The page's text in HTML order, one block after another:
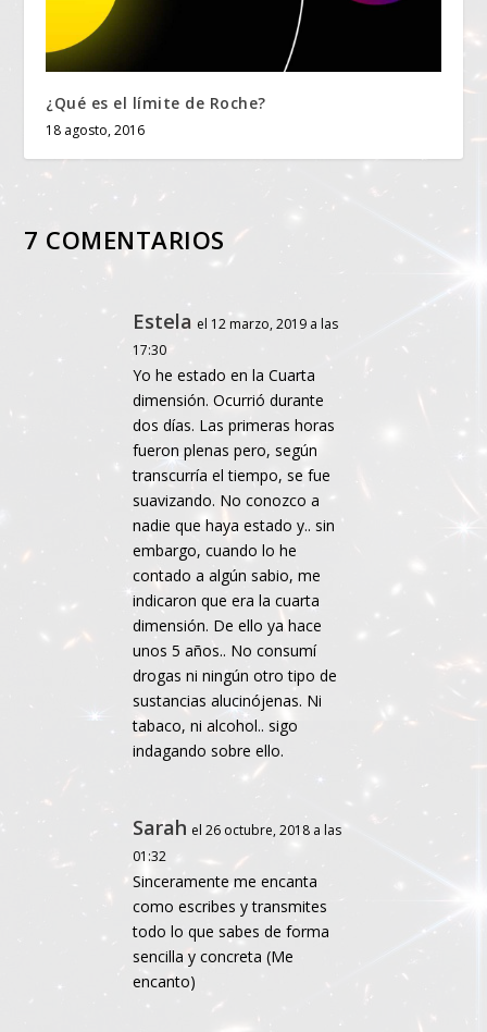
¿Qué es el límite de Roche?
18 agosto, 2016
7 COMENTARIOS
Estela el 12 marzo, 2019 a las
17:30
Yo he estado en la Cuarta
dimensión. Ocurrió durante
dos días. Las primeras horas
fueron plenas pero, según
transcurría el tiempo, se fue
suavizando. No conozco a
nadie que haya estado y.. sin
embargo, cuando lo he
contado a algún sabio, me
indicaron que era la cuarta
dimensión. De ello ya hace
unos 5 años.. No consumí
drogas ni ningún otro tipo de
sustancias alucinójenas. Ni
tabaco, ni alcohol.. sigo
indagando sobre ello.
Sarah el 26 octubre, 2018 a las
01:32
Sinceramente me encanta
como escribes y transmites
todo lo que sabes de forma
sencilla y concreta (Me
encanto)